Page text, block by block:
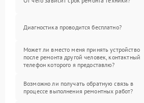
Диагностика проводится бесплатно?
Может ли вместо меня принять устройство
после ремонта другой человек, контактный
телефон которого я предоставлю?
Возможно ли получать обратную связь в
процессе выполнения ремонтных работ?